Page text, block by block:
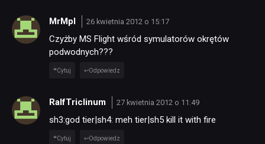
MrMpl 26 kwietnia 2012 o 15:17
Czyżby MS Flight wśród symulatorów okrętów
podwodnych???
Cytuj Odpowiedz
RalfTriclinum 27 kwietnia 2012 o 11:49
sh3:god tier|sh4: meh tier|sh5 kill it with fire
Cytuj Odpowiedz